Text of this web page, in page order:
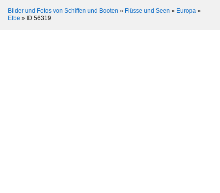
Bilder und Fotos von Schiffen und Booten » Flüsse und Seen » Europa »
Elbe » ID 56319